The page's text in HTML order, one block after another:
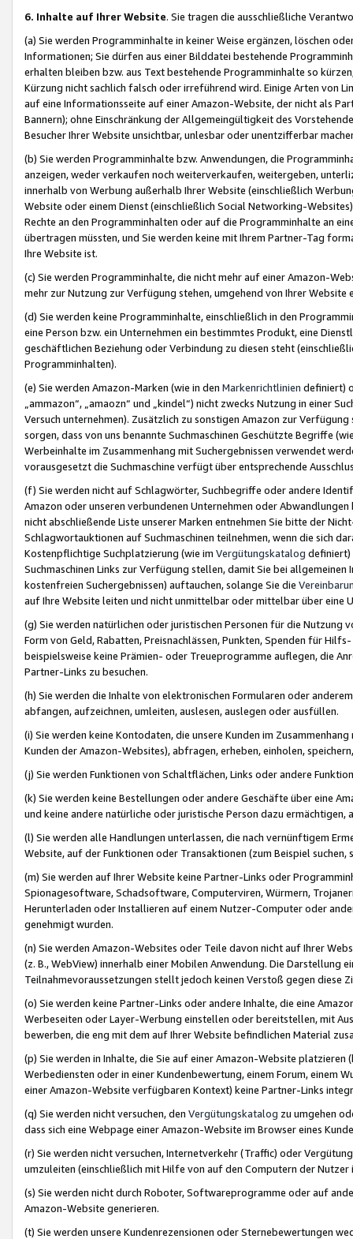
6. Inhalte auf Ihrer Website. Sie tragen die ausschließliche
(a) Sie werden Programminhalte in keiner Weise ergänzen, löschen
Informationen; Sie dürfen aus einer Bilddatei bestehende
erhalten bleiben bzw. aus Text bestehende Programminhalte so
Kürzung nicht sachlich falsch oder irreführend wird. Einige Arten von
auf eine Informationsseite auf einer Amazon-Website, der nicht als
Bannern); ohne Einschränkung der Allgemeingültigkeit des
Besucher Ihrer Website unsichtbar, unlesbar oder unentzifferbar
(b) Sie werden Programminhalte bzw. Anwendungen, die
anzeigen, weder verkaufen noch weiterverkaufen, weitergeben,
innerhalb von Werbung außerhalb Ihrer Website (einschließlich
Website oder einem Dienst (einschließlich Social Networking-
Rechte an den Programminhalten oder auf die Programminhalte an
übertragen müssten, und Sie werden keine mit Ihrem Partner-Tag
Ihre Website ist.
(c) Sie werden Programminhalte, die nicht mehr auf einer Amazon-
mehr zur Nutzung zur Verfügung stehen, umgehend von Ihrer
(d) Sie werden keine Programminhalte, einschließlich in den
eine Person bzw. ein Unternehmen ein bestimmtes Produkt, eine
geschäftlichen Beziehung oder Verbindung zu diesen steht
Programminhalten).
(e) Sie werden Amazon-Marken (wie in den Markenrichtlinien definiert)
„ammazon“, „amaozn“ und „kindel“) nicht zwecks Nutzung in einer
Versuch unternehmen). Zusätzlich zu sonstigen Amazon zur
sorgen, dass von uns benannte Suchmaschinen Geschützte Begriffe
Werbeinhalte im Zusammenhang mit Suchergebnissen verwendet
vorausgesetzt die Suchmaschine verfügt über entsprechende
(f) Sie werden nicht auf Schlagwörter, Suchbegriffe oder andere
Amazon oder unseren verbundenen Unternehmen oder
nicht abschließende Liste unserer Marken entnehmen Sie bitte der
Schlagwortauktionen auf Suchmaschinen teilnehmen, wenn die sich
Kostenpflichtige Suchplatzierung (wie im Vergütungskatalog definiert)
Suchmaschinen Links zur Verfügung stellen, damit Sie bei
kostenfreien Suchergebnissen) auftauchen, solange Sie die
auf Ihre Website leiten und nicht unmittelbar oder mittelbar über eine
(g) Sie werden natürlichen oder juristischen Personen für die Nutzung
Form von Geld, Rabatten, Preisnachlässen, Punkten, Spenden für
beispielsweise keine Prämien- oder Treueprogramme auflegen, die
Partner-Links zu besuchen.
(h) Sie werden die Inhalte von elektronischen Formularen oder
abfangen, aufzeichnen, umleiten, auslesen, auslegen oder ausfüllen.
(i) Sie werden keine Kontodaten, die unsere Kunden im
Kunden der Amazon-Websites), abfragen, erheben, einholen,
(j) Sie werden Funktionen von Schaltflächen, Links oder andere
(k) Sie werden keine Bestellungen oder andere Geschäfte über eine
und keine andere natürliche oder juristische Person dazu
(l) Sie werden alle Handlungen unterlassen, die nach vernünftigem
Website, auf der Funktionen oder Transaktionen (zum Beispiel
(m) Sie werden auf Ihrer Website keine Partner-Links oder
Spionagesoftware, Schadsoftware, Computerviren, Würmern,
Herunterladen oder Installieren auf einem Nutzer-Computer oder
genehmigt wurden.
(n) Sie werden Amazon-Websites oder Teile davon nicht auf Ihrer
(z. B., WebView) innerhalb einer Mobilen Anwendung. Die Darstellung
Teilnahmevoraussetzungen stellt jedoch keinen Verstoß gegen diese
(o) Sie werden keine Partner-Links oder andere Inhalte, die eine
Werbeseiten oder Layer-Werbung einstellen oder bereitstellen, mit
bewerben, die eng mit dem auf Ihrer Website befindlichen Material
(p) Sie werden in Inhalte, die Sie auf einer Amazon-Website
Werbediensten oder in einer Kundenbewertung, einem Forum, einem
einer Amazon-Website verfügbaren Kontext) keine Partner-Links
(q) Sie werden nicht versuchen, den Vergütungskatalog zu umgehen
dass sich eine Webpage einer Amazon-Website im Browser eines
(r) Sie werden nicht versuchen, Internetverkehr (Traffic) oder
umzuleiten (einschließlich mit Hilfe von auf den Computern der
(s) Sie werden nicht durch Roboter, Softwareprogramme oder auf
Amazon-Website generieren.
(t) Sie werden unsere Kundenrezensionen oder Sternebewertungen